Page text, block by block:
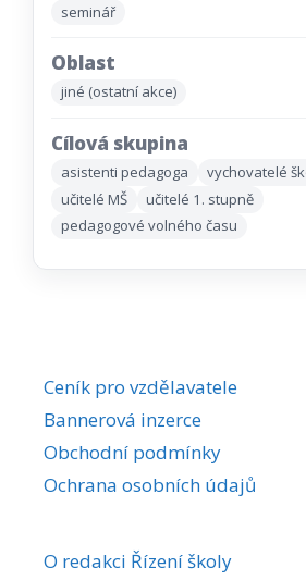
seminář
Oblast
jiné (ostatní akce)
Cílová skupina
asistenti pedagoga
vychovatelé
učitelé MŠ
učitelé 1. stupně
pedagogové volného času
Ceník pro vzdělavatele
Bannerová inzerce
Obchodní podmínky
Ochrana osobních údajů
O redakci Řízení školy